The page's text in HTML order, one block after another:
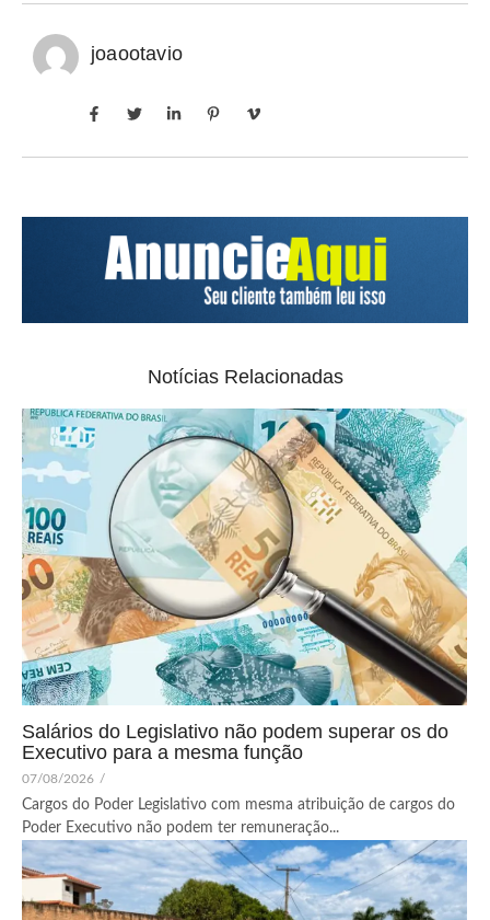
joaootavio
Notícias Relacionadas
Salários do Legislativo não podem superar os do
Executivo para a mesma função
07/08/2026 /
Cargos do Poder Legislativo com mesma atribuição de cargos do
Poder Executivo não podem ter remuneração...